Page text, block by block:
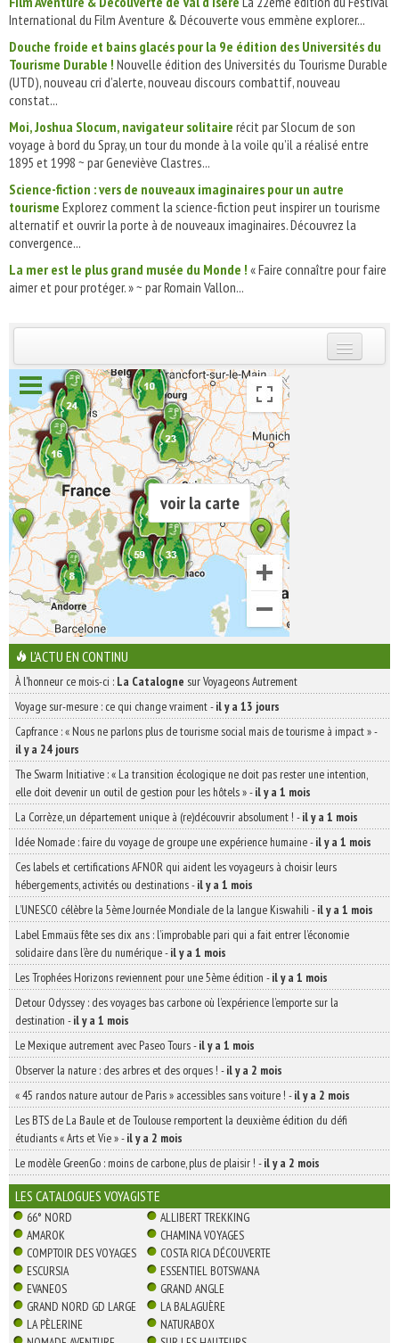
International du Film Aventure & Découverte vous emmène explorer...
Douche froide et bains glacés pour la 9e édition des Universités du
Tourisme Durable ! Nouvelle édition des Universités du Tourisme Durable
(UTD), nouveau cri d’alerte, nouveau discours combattif, nouveau
constat...
Moi, Joshua Slocum, navigateur solitaire récit par Slocum de son
voyage à bord du Spray, un tour du monde à la voile qu’il a réalisé entre
1895 et 1998 ~ par Geneviève Clastres...
Science-fiction : vers de nouveaux imaginaires pour un autre
tourisme Explorez comment la science-fiction peut inspirer un tourisme
alternatif et ouvrir la porte à de nouveaux imaginaires. Découvrez la
convergence...
La mer est le plus grand musée du Monde ! « Faire connaître pour faire
aimer et pour protéger. » ~ par Romain Vallon...
INSCRIVEZ-VOUS | ABONNEZ-VOUS
voir la carte
L'ACTU EN CONTINU
À l'honneur ce mois-ci : La Catalogne sur Voyageons Autrement
Voyage sur-mesure : ce qui change vraiment-il y a 13 jours
Capfrance : « Nous ne parlons plus de tourisme social mais de tourisme à impact »-
il y a 24 jours
The Swarm Initiative : « La transition écologique ne doit pas rester une intention,
elle doit devenir un outil de gestion pour les hôtels »-il y a 1 mois
La Corrèze, un département unique à (re)découvrir absolument ! -il y a 1 mois
Idée Nomade : faire du voyage de groupe une expérience humaine-il y a 1 mois
Ces labels et certifications AFNOR qui aident les voyageurs à choisir leurs
hébergements, activités ou destinations-il y a 1 mois
L’UNESCO célèbre la 5ème Journée Mondiale de la langue Kiswahili -il y a 1 mois
Label Emmaüs fête ses dix ans : l’improbable pari qui a fait entrer l’économie
solidaire dans l’ère du numérique-il y a 1 mois
Les Trophées Horizons reviennent pour une 5ème édition -il y a 1 mois
Detour Odyssey : des voyages bas carbone où l’expérience l’emporte sur la
destination -il y a 1 mois
Le Mexique autrement avec Paseo Tours-il y a 1 mois
Observer la nature : des arbres et des orques ! -il y a 2 mois
« 45 randos nature autour de Paris » accessibles sans voiture ! -il y a 2 mois
Les BTS de La Baule et de Toulouse remportent la deuxième édition du défi
étudiants « Arts et Vie »-il y a 2 mois
Le modèle GreenGo : moins de carbone, plus de plaisir ! -il y a 2 mois
LES CATALOGUES VOYAGISTE
66° NORD
ALLIBERT TREKKING
AMAROK
CHAMINA VOYAGES
COMPTOIR DES VOYAGES
COSTA RICA DÉCOUVERTE
ESCURSIA
ESSENTIEL BOTSWANA
EVANEOS
GRAND ANGLE
GRAND NORD GD LARGE
LA BALAGUÈRE
LA PÈLERINE
NATURABOX